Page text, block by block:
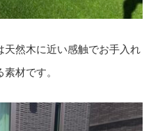
然木に近い感触でお手入れ
材です。